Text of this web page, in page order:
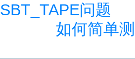
SBT_TAPE问题
如何简单